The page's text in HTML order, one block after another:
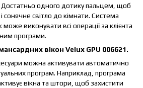
Достатньо одного дотику пальцем, щоб
сонячне світло до кімнати. Система
виконувати всі операції за клієнта
програми.
вікон Velux GPU 006621.
можна активувати автоматично
програм. Наприклад, програма
вікна та штори, щоб захистити